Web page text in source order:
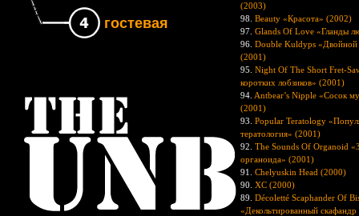
гостевая
Группа The UNB
(2003)
98. Beauty «Красота» (2002)
97. Glands Of Love «Гланды
96. Double Kuldyps «Двойной
(2001)
95. Night Of The Short Fret-
коротких лобзиков» (2001)
94. Antbear’s Nipple «Сосок
(2001)
93. Popular Teratology
тератология» (2001)
92. The Sounds Of Organoid
органоида» (2001)
91. Chelyuskin Нead (2000)
90. XC (2000)
89. Décoletté Scaphander Of
«Декольтированный скафандр